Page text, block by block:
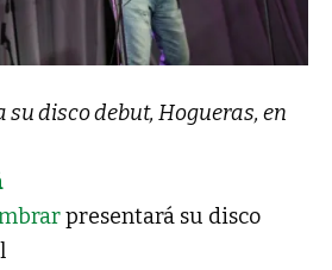
disco debut, Hogueras, en
presentará su disco